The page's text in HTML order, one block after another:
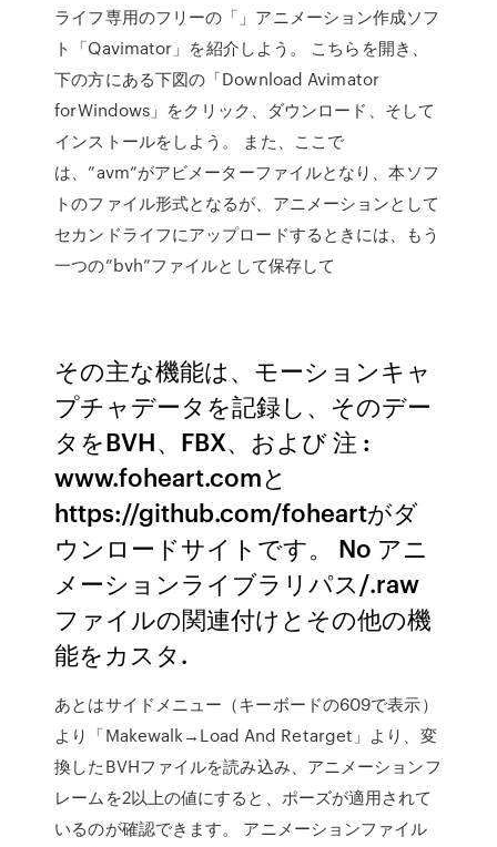
ライフ専用のフリーの「」アニメーション作成ソフ
ト「Qavimator」を紹介しよう。 こちらを開き、
下の方にある下図の「Download Avimator
forWindows」をクリック、ダウンロード、そして
インストールをしよう。 また、ここで
は、”avm”がアビメーターファイルとなり、本ソフ
トのファイル形式となるが、アニメーションとして
セカンドライフにアップロードするときには、もう
一つの”bvh”ファイルとして保存して
その主な機能は、モーションキャ
プチャデータを記録し、そのデー
タをBVH、FBX、および 注 :
www.foheart.comと
https://github.com/foheartがダ
ウンロードサイトです。 No アニ
メーションライブラリパス/.raw
ファイルの関連付けとその他の機
能をカスタ.
あとはサイドメニュー（キーボードの609で表示）
より「Makewalk→Load And Retarget」より、変
換したBVHファイルを読み込み、アニメーションフ
レームを2以上の値にすると、ポーズが適用されて
いるのが確認できます。 アニメーションファイル